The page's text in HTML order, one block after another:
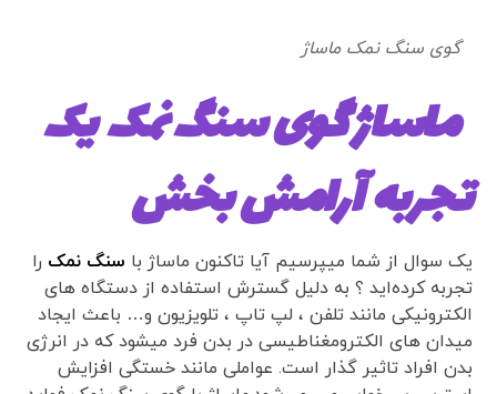
گوی سنگ نمک ماساژ
ماساژ گوی سنگ نمک یک
تجربه آرامش بخش
یک سوال از شما میپرسیم آیا تاکنون ماساژ با سنگ نمک را
تجربه کرده‌اید ؟ به دلیل گسترش استفاده از دستگاه های
الکترونیکی مانند تلفن ، لپ تاپ ، تلویزیون و… باعث ایجاد
میدان های الکترومغناطیسی در بدن فرد میشود که در انرژی
بدن افراد تاثیر گذار است. عواملی مانند خستگی افزایش